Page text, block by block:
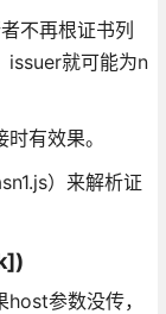
不再根证书列
issuer就可能为n
有效果。
）来解析证
参数没传，